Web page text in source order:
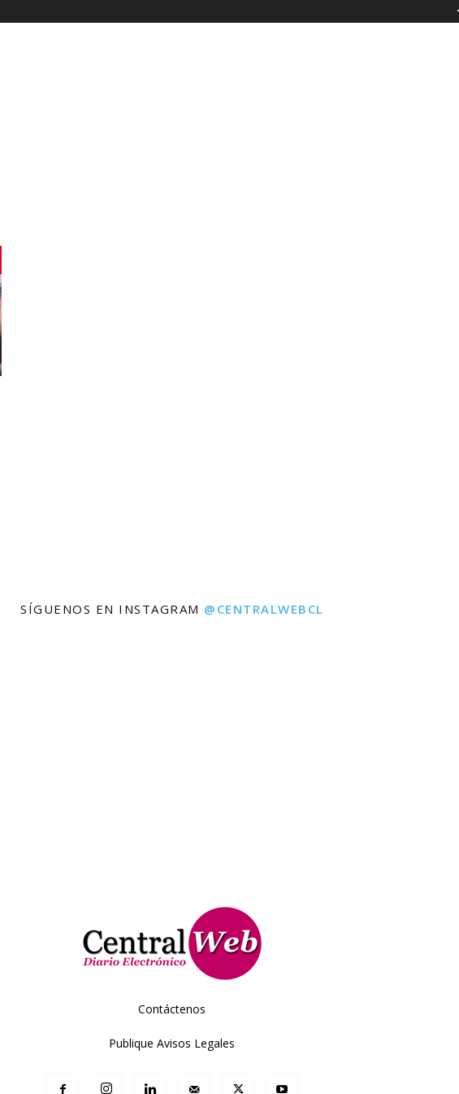
SÍGUENOS EN INSTAGRAM @CENTRALWEBCL
Contáctenos
Publique Avisos Legales